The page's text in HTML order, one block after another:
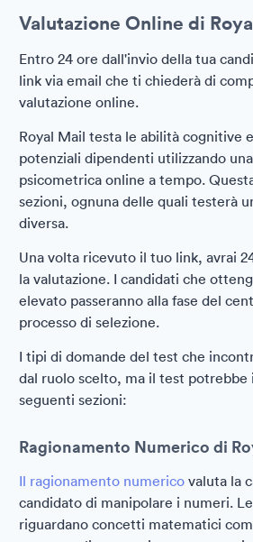
Valutazione Online di
Entro 24 ore dall'invio della tua
link via email che ti chiederà di
valutazione online.
Royal Mail testa le abilità cognitive
potenziali dipendenti utilizzando
psicometrica online a tempo.
sezioni, ognuna delle quali testerà
diversa.
Una volta ricevuto il tuo link, avrai
la valutazione. I candidati che
elevato passeranno alla fase del
processo di selezione.
I tipi di domande del test che
dal ruolo scelto, ma il test potrebbe
seguenti sezioni:
Ragionamento Numerico di
Il ragionamento numerico valuta la
candidato di manipolare i numeri.
riguardano concetti matematici